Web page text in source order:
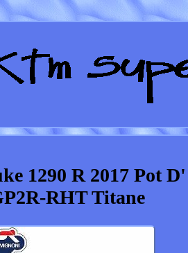
1290 R 2017 Pot
RHT Titane